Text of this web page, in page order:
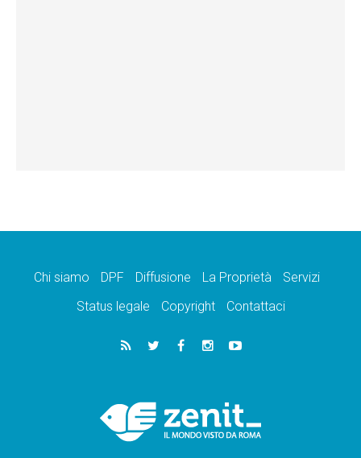
Chi siamo DPF Diffusione La Proprietà
Servizi
Status legale
Copyright Contattaci